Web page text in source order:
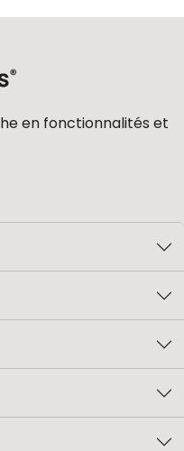
en fonctionnalités et